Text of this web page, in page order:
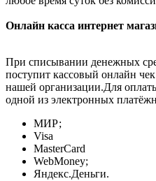
Онлайн касса интернет
При списывании денежных
поступит кассовый онлайн
нашей организации.Для
одной из электронных
МИР;
Visa
MasterCard
WebMoney;
Яндекс.Деньги.